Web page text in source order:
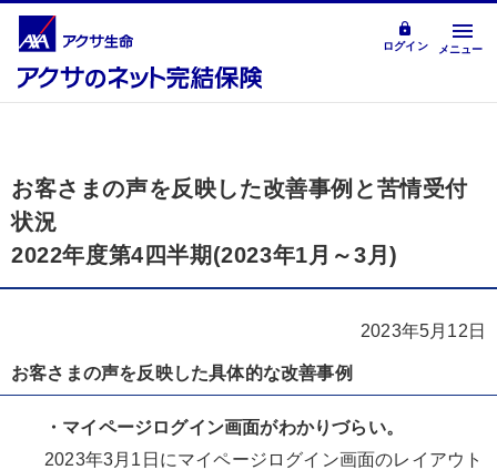
ログイン メニュー
お客さまの声を反映した改善事例と苦情受付
状況
2022年度第4四半期(2023年1月～3月)
2023年5月12日
お客さまの声を反映した具体的な改善事例
・マイページログイン画面がわかりづらい。
2023年3月1日にマイページログイン画面のレイアウト